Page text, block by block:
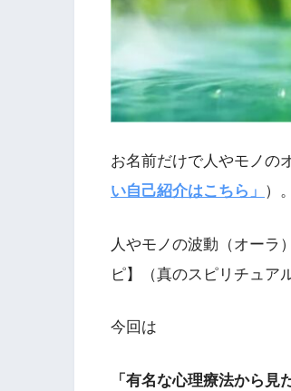
お名前だけで人やモノの
い自己紹介はこちら」 ）。
人やモノの波動（オーラ
ピ】（真のスピリチュア
今回は
「有名な心理療法から見